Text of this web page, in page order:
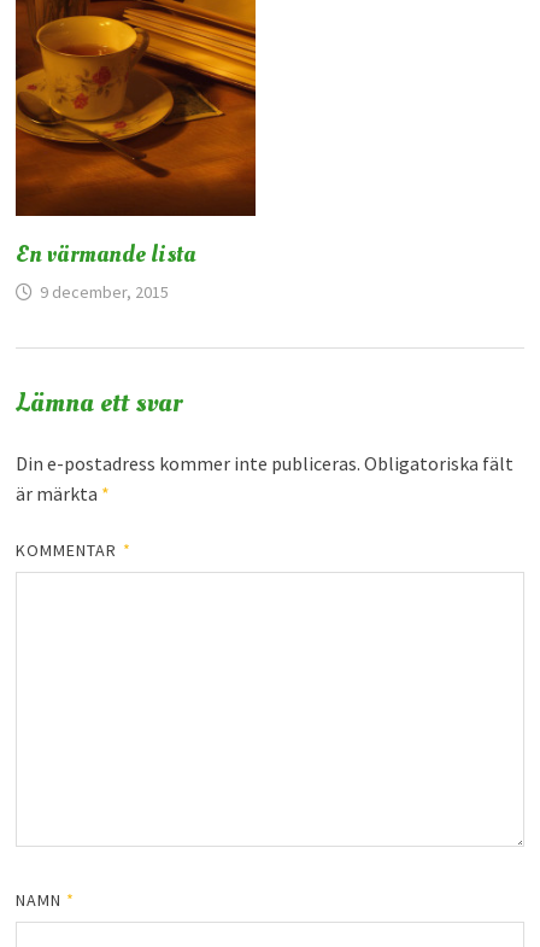
En värmande lista
9 december, 2015
Lämna ett svar
Din e-postadress kommer inte publiceras. Obligatoriska fält
är märkta *
KOMMENTAR *
NAMN *